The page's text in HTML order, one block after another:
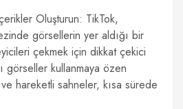
Oluşturun: TikTok,
görsellerin yer aldığı bir
çekmek için dikkat çekici
görseller kullanmaya özen
hareketli sahneler, kısa sürede